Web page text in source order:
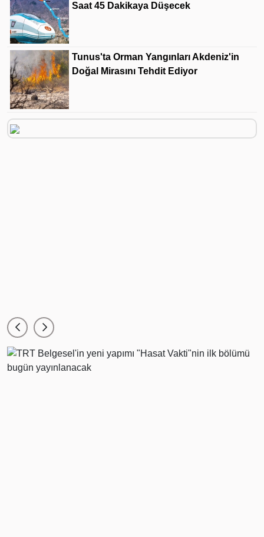
Saat 45 Dakikaya Düşecek
Tunus'ta Orman Yangınları Akdeniz'in
Doğal Mirasını Tehdit Ediyor